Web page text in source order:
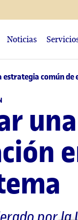
Noticias
estrategia común de